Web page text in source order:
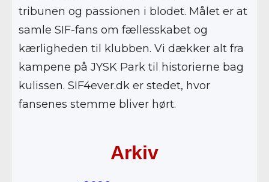
tribunen og passionen i blodet. Målet er at
samle SIF-fans om fællesskabet og
kærligheden til klubben. Vi dækker alt fra
kampene på JYSK Park til historierne bag
kulissen. SIF4ever.dk er stedet, hvor
fansenes stemme bliver hørt.
Arkiv